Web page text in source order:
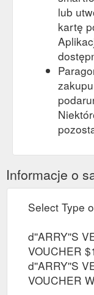
lub
kartę
Informacje o
Select Type
d''ARRY''S
VOUCHER
d''ARRY''S
VOUCHER